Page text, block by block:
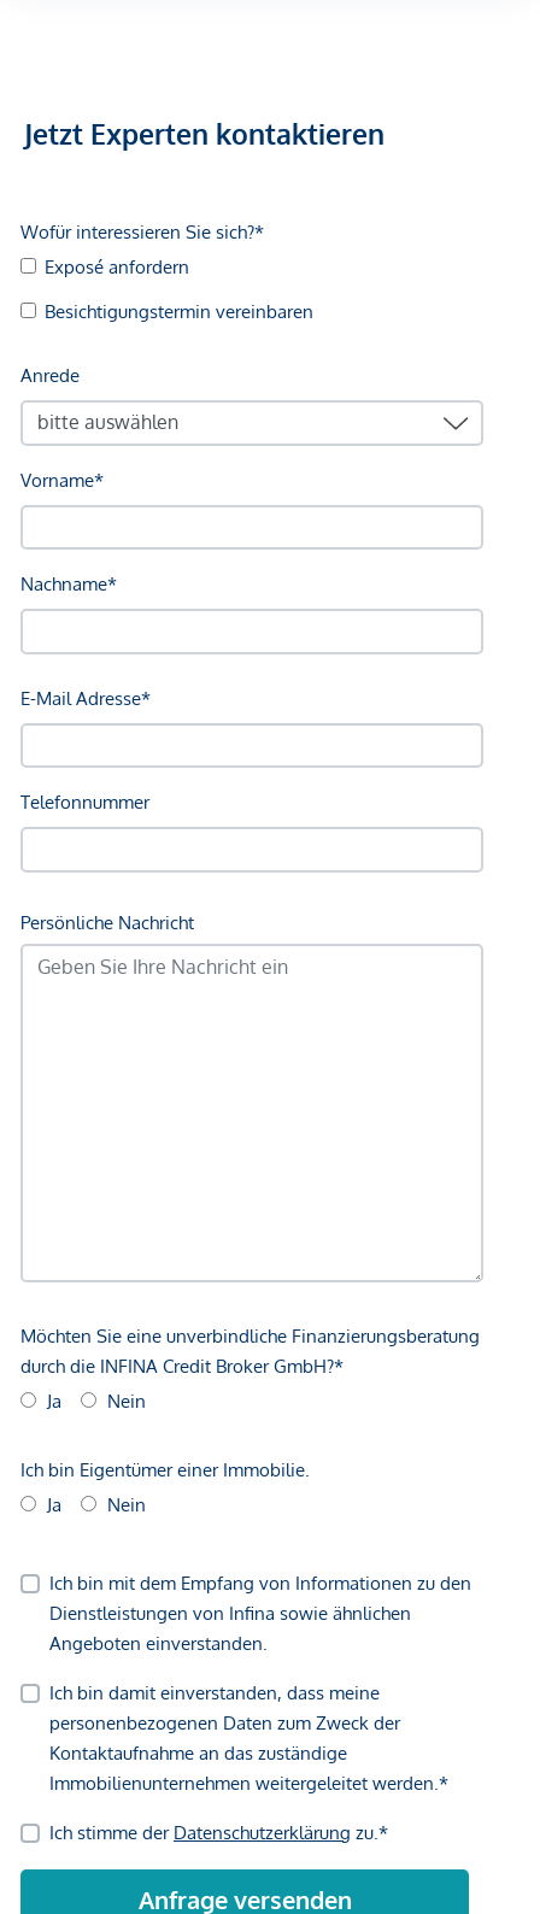
Energieausweis wurde vom Eigentümer bzw. Verkäufer, nach
nicht vorgelegt. Daher gilt zumindest eine dem Alter und
der Art des Gebäudes entsprechende
keinerlei Gewähr oder Haftung für die tatsächliche
Wir weisen darauf hin, dass zwischen dem Vermittler und
dem zu vermittelnden Dritten ein familiäres oder
Der Immobilienmakler erklärt, dass er – entgegen dem in
der Immobilienwirtschaft üblichen Geschäftsgebrauch des
Doppelmaklers – einseitig nur für den Vermieter tätig ist.
*Der Vertrag kommt nicht mit der INFINA Credit Broker
geltend zu machen. Wir weisen Sie darauf hin, dass die
gemachten Angaben und Informationen lediglich
unverbindliche Vorabinformationen sind und daher ohne
entgegen dem in der Immobilienwirtschaft üblichen
Geschäftsgebrauch des Doppelmaklers – einseitig nur für
Jetzt Experten kontaktieren